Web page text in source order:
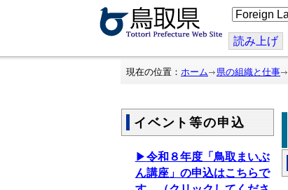
こ
の
ジ
を
翻
読み上げ
現在の位置： ホーム 県の組織と仕事
イベント等の申込
▶令和８年度「鳥取まいぶ
ん講座」の申込はこちらで